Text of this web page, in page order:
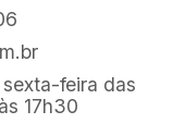
feira das
17h30